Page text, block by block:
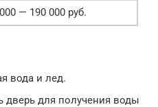
— 190 000 руб.
вода и лед.
дверь для получения воды